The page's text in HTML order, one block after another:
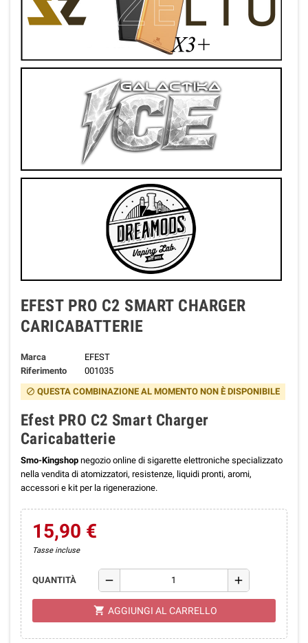
EFEST PRO C2 SMART CHARGER
CARICABATTERIE
Marca
EFEST
Riferimento
001035
block QUESTA COMBINAZIONE AL MOMENTO NON È DISPONIBILE
Efest PRO C2 Smart Charger
Caricabatterie
Smo-Kingshop negozio online di sigarette elettroniche specializzato
nella vendita di atomizzatori, resistenze, liquidi pronti, aromi,
accessori e kit per la rigenerazione.
15,90 €
Tasse incluse
QUANTITÀ remove add
shopping_cart AGGIUNGI AL CARRELLO